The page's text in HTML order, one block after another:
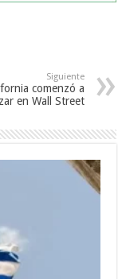
Siguiente
comenzó a
en Wall Street